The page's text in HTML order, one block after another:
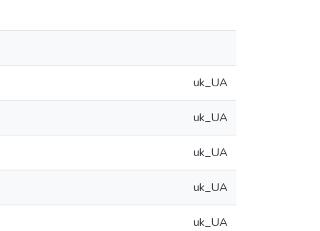
uk_UA
uk_UA
uk_UA
uk_UA
uk_UA